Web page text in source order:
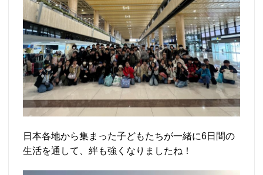
日本各地から集まった子どもたちが一緒に6日間の
生活を通して、絆も強くなりましたね！